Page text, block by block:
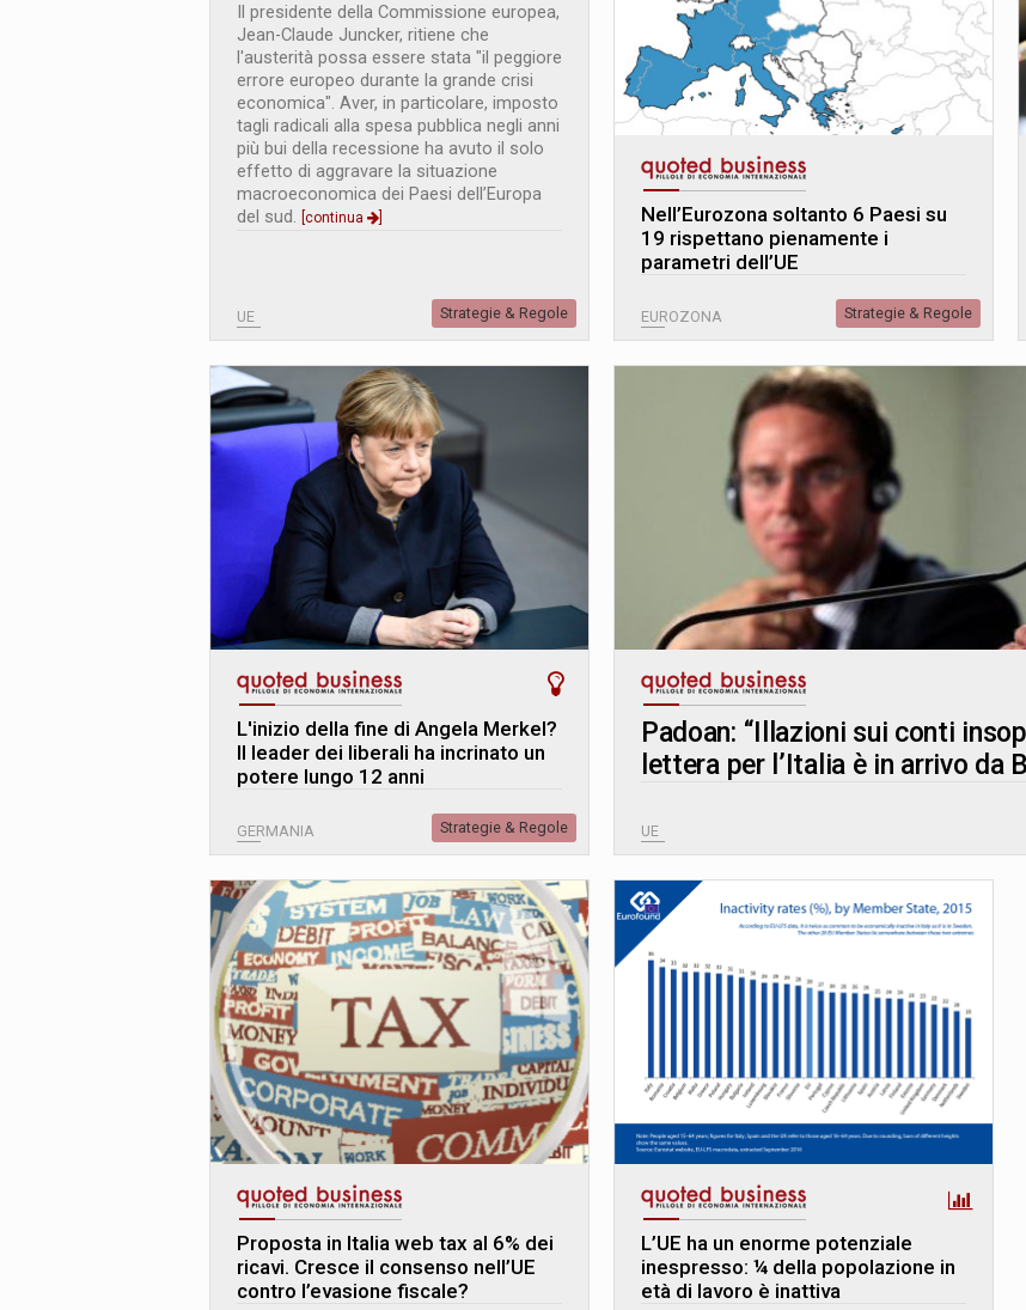
Il presidente della Commissione europea,
Jean-Claude Juncker, ritiene che
l'austerità possa essere stata "il peggiore
errore europeo durante la grande crisi
economica". Aver, in particolare, imposto
tagli radicali alla spesa pubblica negli anni
più bui della recessione ha avuto il solo
effetto di aggravare la situazione
macroeconomica dei Paesi dell’Europa
del sud. [continua
UE Strategie & Regole
Nell’Eurozona soltanto 6 Paesi su
19 rispettano pienamente i
parametri dell’UE
EUROZONA Strategie & Regole
L'inizio della fine di Angela Merkel?
Il leader dei liberali ha incrinato un
potere lungo 12 anni
GERMANIA Strategie & Regole
Padoan: “Illazioni sui conti
lettera per l’Italia è in arrivo da
UE
Proposta in Italia web tax al 6% dei
ricavi. Cresce il consenso nell’UE
contro l’evasione fiscale?
L’UE ha un enorme potenziale
inespresso: ¼ della popolazione in
età di lavoro è inattiva